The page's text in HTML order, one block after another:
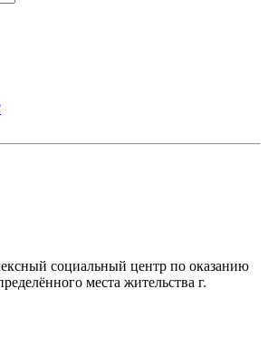
социальный центр по оказанию
места жительства г.